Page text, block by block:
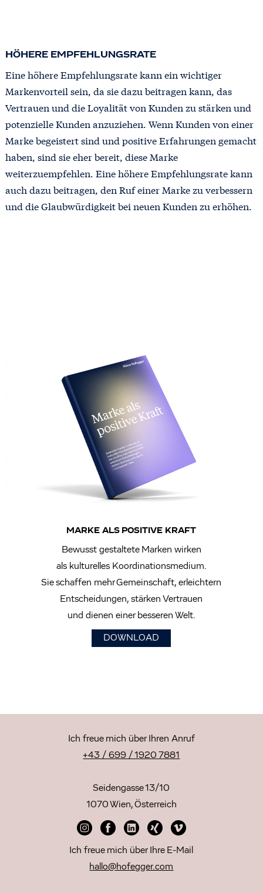
HÖHERE EMPFEHLUNGSRATE
Eine höhere Empfehlungsrate kann ein wichtiger
Markenvorteil sein, da sie dazu beitragen kann, das
Vertrauen und die Loyalität von Kunden zu stärken und
potenzielle Kunden anzuziehen. Wenn Kunden von einer
Marke begeistert sind und positive Erfahrungen gemacht
haben, sind sie eher bereit, diese Marke
weiterzuempfehlen. Eine höhere Empfehlungsrate kann
auch dazu beitragen, den Ruf einer Marke zu verbessern
und die Glaubwürdigkeit bei neuen Kunden zu erhöhen.
MARKE ALS POSITIVE KRAFT
Bewusst gestaltete Marken wirken
als kulturelles Koordinationsmedium.
Sie schaffen mehr Gemeinschaft, erleichtern
Entscheidungen, stärken Vertrauen
und dienen einer besseren Welt.
DOWNLOAD
Ich freue mich über Ihren Anruf
+43 / 699 / 1920 7881
Seidengasse 13/10
1070 Wien, Österreich
Ich freue mich über Ihre E-Mail
hallo@hofegger.com